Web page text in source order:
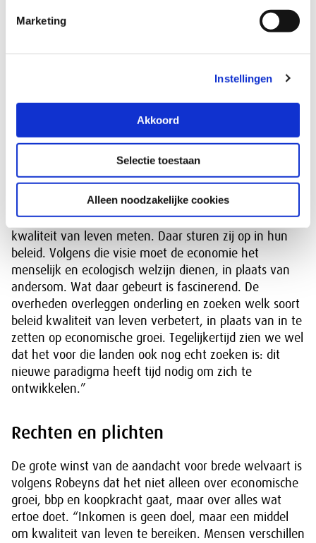
Marketing
Instellingen
Akkoord
Selectie toestaan
Alleen noodzakelijke cookies
onrechtvaardig. Kwaliteit van leven gaat over de
over de vraag of we genoeg overlaten voor volgende
generaties. En of het wel houdbaar en moreel
terwijl we veel meer zouden kunnen doen om de
kwaliteit van leven elders in de wereld te verhogen.”
“Schotland, Nieuw-Zeeland, IJsland, Wales, Finland en
Canada hebben zich aangesloten bij de internationale
Well Being Economy Alliance. Zij werken met
indicatoren die niet de economische welvaart, maar de
kwaliteit van leven meten. Daar sturen zij op in hun
beleid. Volgens die visie moet de economie het
menselijk en ecologisch welzijn dienen, in plaats van
andersom. Wat daar gebeurt is fascinerend. De
overheden overleggen onderling en zoeken welk soort
beleid kwaliteit van leven verbetert, in plaats van in te
zetten op economische groei. Tegelijkertijd zien we wel
dat het voor die landen ook nog echt zoeken is: dit
nieuwe paradigma heeft tijd nodig om zich te
ontwikkelen.”
Rechten en plichten
De grote winst van de aandacht voor brede welvaart is
volgens Robeyns dat het niet alleen over economische
groei, bbp en koopkracht gaat, maar over alles wat
ertoe doet. “Inkomen is geen doel, maar een middel
om kwaliteit van leven te bereiken. Mensen verschillen